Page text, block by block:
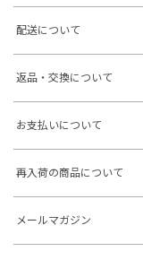
配送について
返品・交換について
お支払いについて
再入荷の商品について
メールマガジン